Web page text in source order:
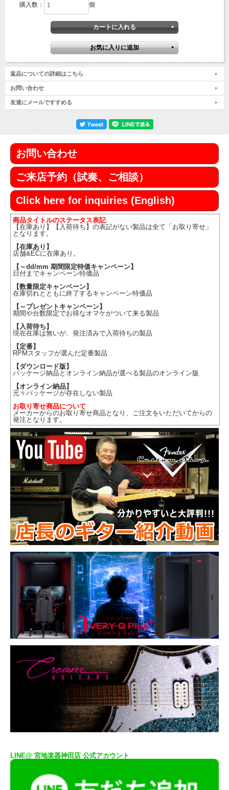
購入数： 個
返品についての詳細はこちら
お問い合わせ
友達にメールですすめる
お問い合わせ
ご来店予約（試奏、ご相談）
Click here for inquiries (English)
商品タイトルのステータス表記
【在庫あり】【入荷待ち】の表記がない製品は全て「お取り寄せ」
となります。
【在庫あり】
店舗&ECに在庫あり。
【～dd/mm 期間限定特価キャンペーン】
日付までキャンペーン特価品
【数量限定キャンペーン】
在庫切れとともに終了するキャンペーン特価品
【～プレゼントキャンペーン】
期間や台数限定でお得なオマケがついて来る製品
【入荷待ち】
現在在庫は無いが、発注済みで入荷待ちの製品
【定番】
RPMスタッフが選んだ定番製品
【ダウンロード版】
パッケージ納品とオンライン納品が選べる製品のオンライン版
【オンライン納品】
元々パッケージが存在しない製品
お取り寄せ商品について
メーカーからのお取り寄せ商品となり、ご注文をいただいてからの
発注となります。
LINE@ 宮地楽器神田店 公式アカウント